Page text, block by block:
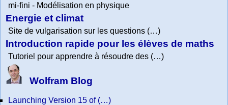
mi-fini - Modélisation en physique
Energie et climat
Site de vulgarisation sur les questions (…)
Introduction rapide pour les élèves de maths
Tutoriel pour apprendre à résoudre des (…)
Wolfram Blog
Launching Version 15 of (…)